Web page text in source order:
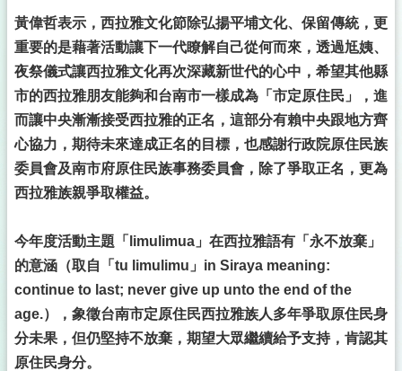
黃偉哲表示，西拉雅文化節除弘揚平埔文化、保留傳統，更
重要的是藉著活動讓下一代瞭解自己從何而來，透過尪姨、
夜祭儀式讓西拉雅文化再次深藏新世代的心中，希望其他縣
市的西拉雅朋友能夠和台南市一樣成為「市定原住民」，進
而讓中央漸漸接受西拉雅的正名，這部分有賴中央跟地方齊
心協力，期待未來達成正名的目標，也感謝行政院原住民族
委員會及南市府原住民族事務委員會，除了爭取正名，更為
西拉雅族親爭取權益。
今年度活動主題「limulimua」在西拉雅語有「永不放棄」
的意涵（取自「tu limulimu」in Siraya meaning:
continue to last; never give up unto the end of the
age.），象徵台南市定原住民西拉雅族人多年爭取原住民身
分未果，但仍堅持不放棄，期望大眾繼續給予支持，肯認其
原住民身分。